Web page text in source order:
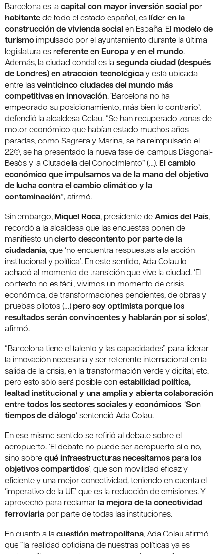
Barcelona es la capital con mayor inversión social por
habitantede todo el estado español, es líder en la
construcción de vivienda social en España. El modelo de
turismo impulsado por el ayuntamiento durante la última
legislatura es referente en Europa y en el mundo.
Además, la ciudad condal es la segunda ciudad (después
de Londres) en atracción tecnológicay está ubicada
entre lasveinticinco ciudades del mundo más
competitivas en innovación. ‘Barcelona no ha
empeorado su posicionamiento, más bien lo contrario’,
defendió la alcaldesa Colau. “Se han recuperado zonas de
motor económico que habían estado muchos años
paradas, como Sagrera y Marina, se ha reimpulsado el
22@, se ha presentado la nueva fase del campus Diagonal-
Besòs y la Ciutadella del Conocimiento” (…). El cambio
económico que impulsamos va de la mano del objetivo
de lucha contra el cambio climático y la
contaminación”, afirmó.
Sin embargo, Miquel Roca, presidente deAmics del País,
recordó a la alcaldesa que las encuestas ponen de
manifiesto uncierto descontento por parte de la
ciudadanía, que ‘no encuentra respuestas a la acción
institucional y política’. En este sentido, Ada Colau lo
achacó al momento de transición que vive la ciudad. ‘El
contexto no es fácil, vivimos un momento de crisis
económica, de transformaciones pendientes, de obras y
pruebas pilotos (…) pero soy optimista porque los
resultados serán convincentes y hablarán por sí solos‘,
afirmó.
“Barcelona tiene el talento y las capacidades” para liderar
la innovación necesaria y ser referente internacional en la
salida de la crisis, en la transformación verde y digital, etc.
pero esto sólo será posible conestabilidad política,
lealtad institucional y una amplia y abierta colaboración
entre todos los sectores sociales y económicos. ‘Son
tiempos de diálogo‘ sentenció Ada Colau.
En ese mismo sentido se refirió al debate sobre el
aeropuerto. ‘El debate no puede ser aeropuerto sí o no,
sino sobrequé infraestructuras necesitamos para los
objetivos compartidos‘, que son movilidad eficaz y
eficiente y una mejor conectividad, teniendo en cuenta el
‘imperativo de la UE’ que es la reducción de emisiones. Y
aprovechó para reclamar la mejora de la conectividad
ferroviaria por parte de todas las instituciones.
En cuanto a la cuestión metropolitana, Ada Colau afirmó
que “la realidad cotidiana de nuestras políticas ya es